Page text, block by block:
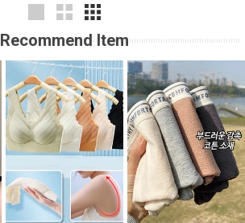
Recommend Item